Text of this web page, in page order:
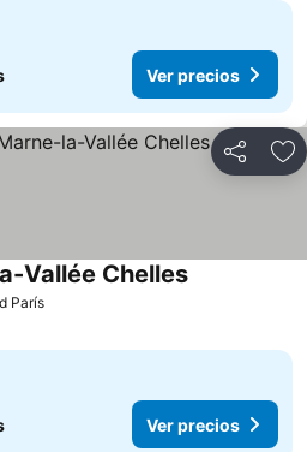
Ver precios
Compartir
París
Vallée Chelles
Ver precios